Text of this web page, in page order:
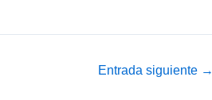
Entrada siguiente →